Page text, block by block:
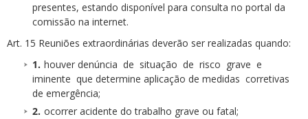
presentes, estando disponível para consulta no portal da
comissão na internet.
Art. 15 Reuniões extraordinárias deverão ser realizadas quando:
houver denúncia de situação de risco grave e
iminente que determine aplicação de medidas corretivas
de emergência;
ocorrer acidente do trabalho grave ou fatal;